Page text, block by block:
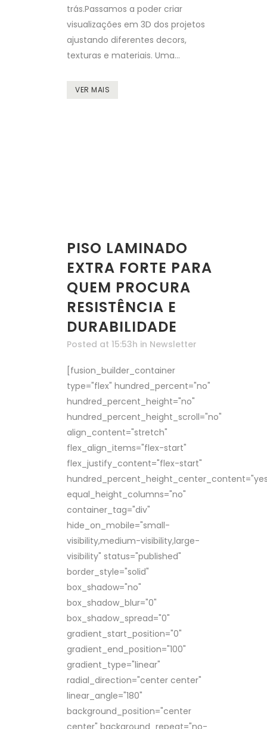
trás.Passamos a poder criar
visualizações em 3D dos projetos
ajustando diferentes decors,
texturas e materiais. Uma...
VER MAIS
PISO LAMINADO
EXTRA FORTE PARA
QUEM PROCURA
RESISTÊNCIA E
DURABILIDADE
Posted at 15:53h in Newsletter
[fusion_builder_container
type="flex" hundred_percent="no"
hundred_percent_height="no"
hundred_percent_height_scroll="no"
align_content="stretch"
flex_align_items="flex-start"
flex_justify_content="flex-start"
equal_height_columns="no"
container_tag="div"
hide_on_mobile="small-
visibility,medium-visibility,large-
visibility" status="published"
border_style="solid"
box_shadow="no"
box_shadow_blur="0"
box_shadow_spread="0"
gradient_start_position="0"
gradient_end_position="100"
gradient_type="linear"
radial_direction="center center"
linear_angle="180"
background_position="center